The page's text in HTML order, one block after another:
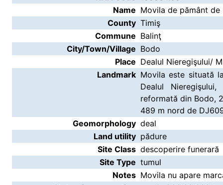
Name Movila de pământ
County Timiş
Commune Balinţ
City/Town/Village Bodo
Place Dealul Nieregişului/
Landmark Movila este situată
Dealul
reformată din Bodo,
489 m nord de
Geomorphology deal
Land utility pădure
Site Class descoperire funerară
Site Type tumul
Notes Movila nu apare